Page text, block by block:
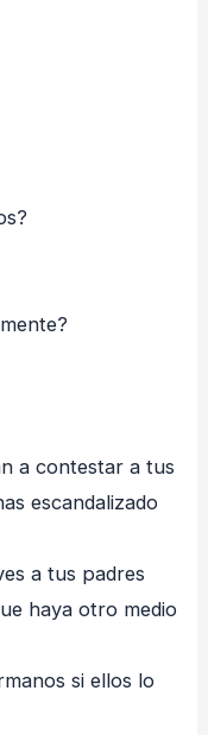
a contestar a tus
escandalizado
a tus padres
haya otro medio
si ellos lo